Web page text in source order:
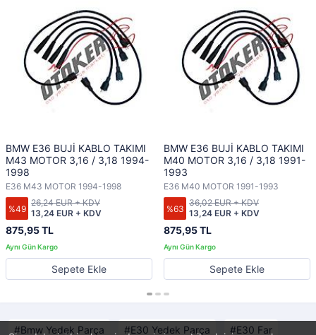
BMW E36 BUJİ KABLO TAKIMI
M43 MOTOR 3,16 / 3,18 1994-
1998
E36 M43 MOTOR 1994-1998
%49
875,95 TL
13,24 EUR + KDV
26,24 EUR + KDV
Sepete Ekle
BMW E36 BUJİ KABLO TAKIMI
M40 MOTOR 3,16 / 3,18 1991-
1993
E36 M40 MOTOR 1991-1993
%63
875,95 TL
13,24 EUR + KDV
36,02 EUR + KDV
Sepete Ekle
Bmw Yedek Parça E30 Yedek Parça E30 Far